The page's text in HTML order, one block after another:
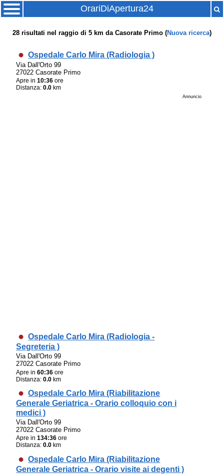
OrariDiApertura24
28 risultati nel raggio di 5 km da Casorate Primo (Nuova ricerca)
Ospedale Carlo Mira (Radiologia )
Via Dall'Orto 99
27022 Casorate Primo
Apre in10:36 ore
Distanza:0.0 km
Annuncio
Ospedale Carlo Mira (Radiologia -
Segreteria )
Via Dall'Orto 99
27022 Casorate Primo
Apre in60:36 ore
Distanza:0.0 km
Ospedale Carlo Mira (Riabilitazione
Generale Geriatrica - Orario colloquio con i
medici )
Via Dall'Orto 99
27022 Casorate Primo
Apre in134:36 ore
Distanza:0.0 km
Ospedale Carlo Mira (Riabilitazione
Generale Geriatrica - Orario visite ai degenti )